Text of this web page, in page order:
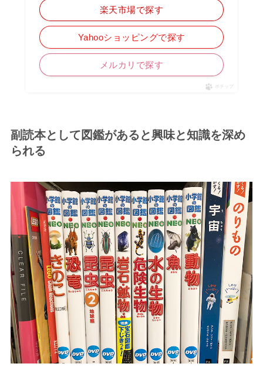
楽天市場で探す
Yahooショッピングで探す
メルカリで探す
ポチップ
副読本として図鑑があると興味と知識を深め
られる